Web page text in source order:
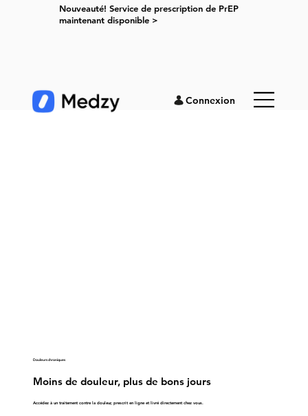
Nouveauté! Service de prescription de PrEP
maintenant disponible >
Connexion
Douleurs chroniques
Moins de douleur, plus de bons jours
Accédez à un traitement contre la douleur, prescrit en ligne et livré directement chez vous.